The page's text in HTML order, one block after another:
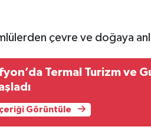
çevre ve doğaya
Termal Turizm ve
İçeriği Görüntüle